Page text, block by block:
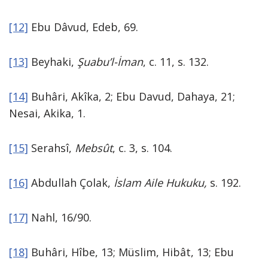
[12] Ebu Dâvud, Edeb, 69.
[13] Beyhaki, Şuabu’l-İman, c. 11, s. 132.
[14] Buhâri, Akîka, 2; Ebu Davud, Dahaya, 21;
Nesai, Akika, 1.
[15] Serahsî, Mebsût, c. 3, s. 104.
[16] Abdullah Çolak, İslam Aile Hukuku, s. 192.
[17] Nahl, 16/90.
[18] Buhâri, Hîbe, 13; Müslim, Hibât, 13; Ebu